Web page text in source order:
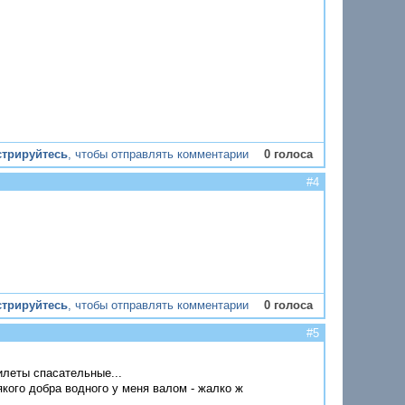
, чтобы отправлять комментарии 0 голоса
#4
, чтобы отправлять комментарии 0 голоса
#5
спасательные...
добра водного у меня валом - жалко ж